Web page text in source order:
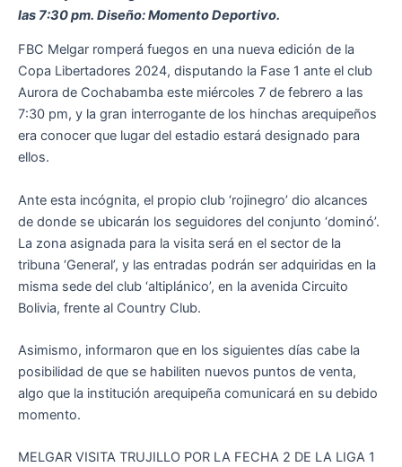
las 7:30 pm. Diseño: Momento Deportivo.
FBC Melgar romperá fuegos en una nueva edición de la
Copa Libertadores 2024, disputando la Fase 1 ante el club
Aurora de Cochabamba este miércoles 7 de febrero a las
7:30 pm, y la gran interrogante de los hinchas arequipeños
era conocer que lugar del estadio estará designado para
ellos.
Ante esta incógnita, el propio club ‘rojinegro’ dio alcances
de donde se ubicarán los seguidores del conjunto ‘dominó’.
La zona asignada para la visita será en el sector de la
tribuna ‘General’, y las entradas podrán ser adquiridas en la
misma sede del club ‘altiplánico’, en la avenida Circuito
Bolivia, frente al Country Club.
Asimismo, informaron que en los siguientes días cabe la
posibilidad de que se habiliten nuevos puntos de venta,
algo que la institución arequipeña comunicará en su debido
momento.
MELGAR VISITA TRUJILLO POR LA FECHA 2 DE LA LIGA 1